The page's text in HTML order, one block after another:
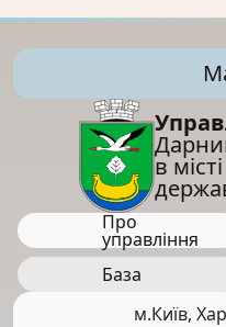
в
Про
управління
База
м.Київ,